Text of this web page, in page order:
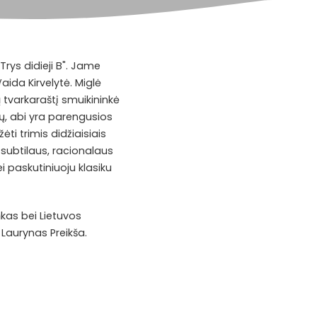
didieji B". Jame
Kirvelytė. Miglė
smuikininkė
abi yra parengusios
trimis didžiaisiais
racionalaus
paskutiniuoju klasiku
bei Lietuvos
Preikša.